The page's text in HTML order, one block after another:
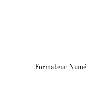
Formateur